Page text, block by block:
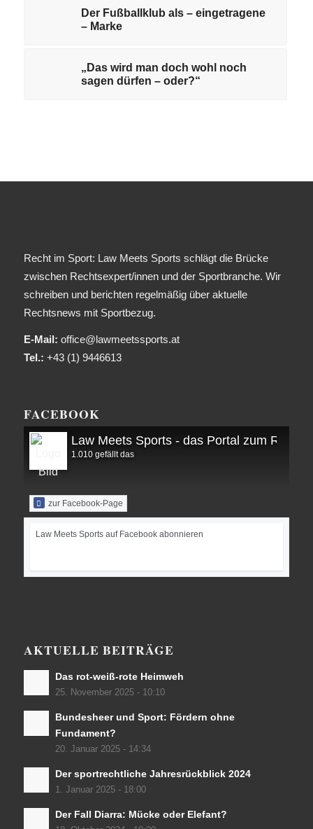
Der Fußballklub als – eingetragene
– Marke
„Das wird man doch wohl noch
sagen dürfen – oder?“
Recht im Sport: Law Meets Sports schlägt die Brücke
zwischen Rechtsexpert/innen und der Sportbranche. Wir
schreiben und berichten regelmäßig über aktuelle
Rechtsnews mit Sportbezug.
E-Mail: office@lawmeetssports.at
Tel.: +43 (1) 9446613
FACEBOOK
Law Meets Sports - das Portal zum Recht
1.010 gefällt das
zur Facebook-Page
Law Meets Sports auf Facebook abonnieren
AKTUELLE BEITRÄGE
Das rot-weiß-rote Heimweh
25. November 2025 - 10:10
Bundesheer und Sport: Fördern ohne
Fundament?
20. Januar 2025 - 14:34
Der sportrechtliche Jahresrückblick 2024
1. Januar 2025 - 18:00
Der Fall Diarra: Mücke oder Elefant?